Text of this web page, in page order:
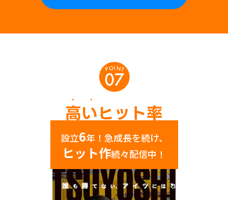
設立6年！急成長を続け、
ヒット作続々配信中！